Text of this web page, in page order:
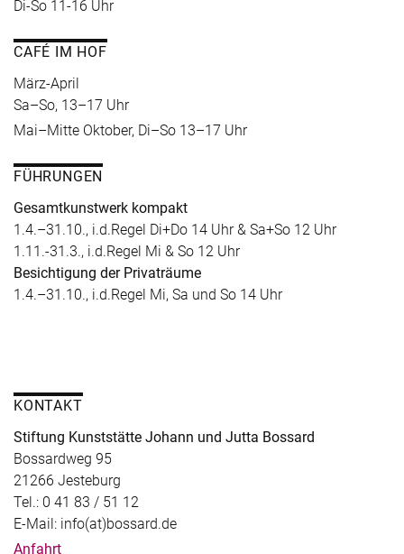
Di-So 11-16 Uhr
CAFÉ IM HOF
März-April
Sa–So, 13–17 Uhr
Mai–Mitte Oktober, Di–So 13–17 Uhr
FÜHRUNGEN
Gesamtkunstwerk kompakt
1.4.–31.10., i.d.Regel Di+Do 14 Uhr & Sa+So 12 Uhr
1.11.-31.3., i.d.Regel Mi & So 12 Uhr
Besichtigung der Privaträume
1.4.–31.10., i.d.Regel Mi, Sa und So 14 Uhr
KONTAKT
Stiftung Kunststätte Johann und Jutta Bossard
Bossardweg 95
21266 Jesteburg
Tel.: 0 41 83 / 51 12
E-Mail: info(at)bossard.de
Anfahrt